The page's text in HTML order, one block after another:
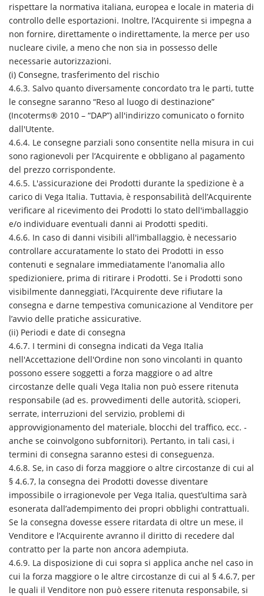
rispettare la normativa italiana, europea e locale in materia di
controllo delle esportazioni. Inoltre, l’Acquirente si impegna a
non fornire, direttamente o indirettamente, la merce per uso
nucleare civile, a meno che non sia in possesso delle
necessarie autorizzazioni.
(i) Consegne, trasferimento del rischio
4.6.3. Salvo quanto diversamente concordato tra le parti, tutte
le consegne saranno “Reso al luogo di destinazione”
(Incoterms® 2010 – “DAP”) all'indirizzo comunicato o fornito
dall'Utente.
4.6.4. Le consegne parziali sono consentite nella misura in cui
sono ragionevoli per l’Acquirente e obbligano al pagamento
del prezzo corrispondente.
4.6.5. L'assicurazione dei Prodotti durante la spedizione è a
carico di Vega Italia. Tuttavia, è responsabilità dell’Acquirente
verificare al ricevimento dei Prodotti lo stato dell'imballaggio
e/o individuare eventuali danni ai Prodotti spediti.
4.6.6. In caso di danni visibili all'imballaggio, è necessario
controllare accuratamente lo stato dei Prodotti in esso
contenuti e segnalare immediatamente l'anomalia allo
spedizioniere, prima di ritirare i Prodotti. Se i Prodotti sono
visibilmente danneggiati, l’Acquirente deve rifiutare la
consegna e darne tempestiva comunicazione al Venditore per
l’avvio delle pratiche assicurative.
(ii) Periodi e date di consegna
4.6.7. I termini di consegna indicati da Vega Italia
nell'Accettazione dell'Ordine non sono vincolanti in quanto
possono essere soggetti a forza maggiore o ad altre
circostanze delle quali Vega Italia non può essere ritenuta
responsabile (ad es. provvedimenti delle autorità, scioperi,
serrate, interruzioni del servizio, problemi di
approvvigionamento del materiale, blocchi del traffico, ecc. -
anche se coinvolgono subfornitori). Pertanto, in tali casi, i
termini di consegna saranno estesi di conseguenza.
4.6.8. Se, in caso di forza maggiore o altre circostanze di cui al
§ 4.6.7, la consegna dei Prodotti dovesse diventare
impossibile o irragionevole per Vega Italia, quest’ultima sarà
esonerata dall’adempimento dei propri obblighi contrattuali.
Se la consegna dovesse essere ritardata di oltre un mese, il
Venditore e l’Acquirente avranno il diritto di recedere dal
contratto per la parte non ancora adempiuta.
4.6.9. La disposizione di cui sopra si applica anche nel caso in
cui la forza maggiore o le altre circostanze di cui al § 4.6.7, per
le quali il Venditore non può essere ritenuta responsabile, si